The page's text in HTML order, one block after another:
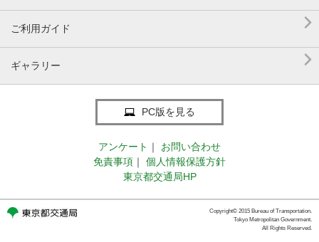
ご利用ガイド 
ギャラリー 
PC版を見る
アンケート ｜
お問い合わせ
免責事項 ｜
個人情報保護方針
東京都交通局HP
Copyright© 2015 Bureau of Transportation.
Tokyo Metropolitan Government.
All Rights Reserved.